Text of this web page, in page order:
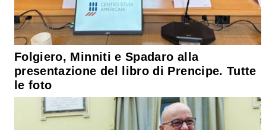
Folgiero, Minniti e Spadaro alla
presentazione del libro di Prencipe. Tutte
le foto